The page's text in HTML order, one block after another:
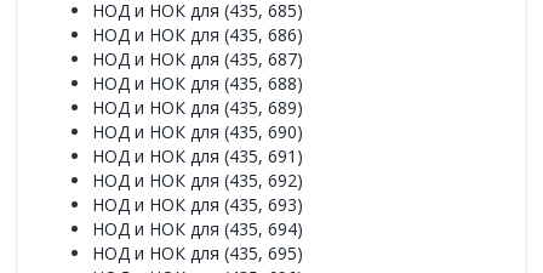
НОД и НОК для (435, 685)
НОД и НОК для (435, 686)
НОД и НОК для (435, 687)
НОД и НОК для (435, 688)
НОД и НОК для (435, 689)
НОД и НОК для (435, 690)
НОД и НОК для (435, 691)
НОД и НОК для (435, 692)
НОД и НОК для (435, 693)
НОД и НОК для (435, 694)
НОД и НОК для (435, 695)